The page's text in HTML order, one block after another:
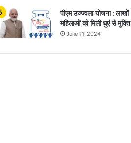
पीएम उज्ज्वला योजना : लाखों
महिलाओं को मिली धुएं से मुक्ति
June 11, 2024